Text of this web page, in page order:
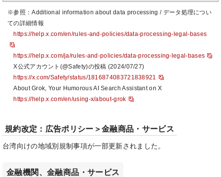
※参照：Additional information about data processing / データ処理につい
ての詳細情報
https://help.x.com/en/rules-and-policies/data-processing-legal-bases
https://help.x.com/ja/rules-and-policies/data-processing-legal-bases
X公式アカウント(@Safety)の投稿 (2024/07/27)
https://x.com/Safety/status/1816874083721838921
About Grok, Your Humorous AI Search Assistant on X
https://help.x.com/en/using-x/about-grok
規約改定：広告ポリシー＞金融商品・サービス
台湾向けの地域別規制事項が一部更新されました。
金融機関、金融商品・サービス